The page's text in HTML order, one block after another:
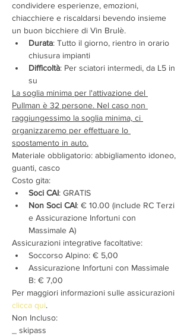
condividere esperienze, emozioni,
chiacchiere e riscaldarsi bevendo insieme
un buon bicchiere di Vin Brulè.
Durata: Tutto il giorno, rientro in orario
chiusura impianti
Difficoltà: Per sciatori intermedi, da L5 in
su
La soglia minima per l'attivazione del
Pullman è 32 persone. Nel caso non
raggiungessimo la soglia minima, ci
organizzaremo per effettuare lo
spostamento in auto.
Materiale obbligatorio: abbigliamento idoneo,
guanti, casco
Costo gita:
Soci CAI: GRATIS
Non Soci CAI: € 10.00 (include RC Terzi
e Assicurazione Infortuni con
Massimale A)
Assicurazioni integrative facoltative:
Soccorso Alpino: € 5,00
Assicurazione Infortuni con Massimale
B: € 7,00
Per maggiori informazioni sulle assicurazioni
clicca qui.
Non Incluso:
_ skipass